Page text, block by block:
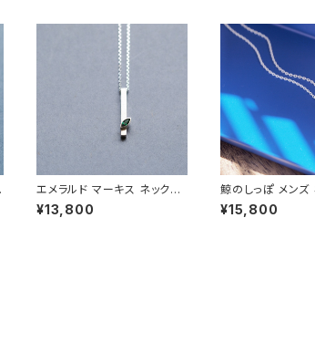
エメラルド マーキス ネックレ
ス シルバー925 5月誕生石 メ
ンズ ユニセックス
¥13,800
鯨のしっぽ メンズ
シルバー925
¥15,800